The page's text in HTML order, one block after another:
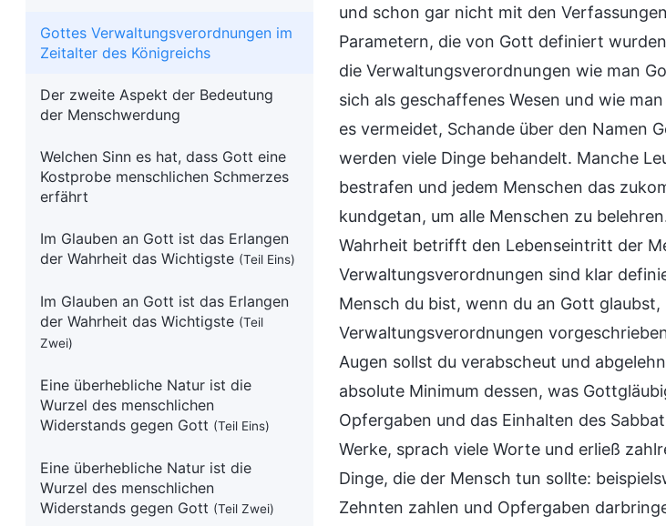
Gottes Verwaltungsverordnungen im
Zeitalter des Königreichs
Der zweite Aspekt der Bedeutung
der Menschwerdung
Welchen Sinn es hat, dass Gott eine
Kostprobe menschlichen Schmerzes
erfährt
Im Glauben an Gott ist das Erlangen
der Wahrheit das Wichtigste (Teil Eins)
Im Glauben an Gott ist das Erlangen
der Wahrheit das Wichtigste (Teil
Zwei)
Eine überhebliche Natur ist die
Wurzel des menschlichen
Widerstands gegen Gott (Teil Eins)
Eine überhebliche Natur ist die
Wurzel des menschlichen
Widerstands gegen Gott (Teil Zwei)
und schon gar nicht mit den
Parametern, die von Gott definiert
die Verwaltungsverordnungen wie man
sich als geschaffenes Wesen und wie
es vermeidet, Schande über den Namen
werden viele Dinge behandelt. Manche
bestrafen und jedem Menschen das
kundgetan, um alle Menschen zu
Wahrheit betrifft den Lebenseintritt der
Verwaltungsverordnungen sind klar
Mensch du bist, wenn du an Gott
Verwaltungsverordnungen
Augen sollst du verabscheut und
absolute Minimum dessen, was
Opfergaben und das Einhalten des
Werke, sprach viele Worte und erließ
Dinge, die der Mensch tun sollte:
Zehnten zahlen und Opfergaben